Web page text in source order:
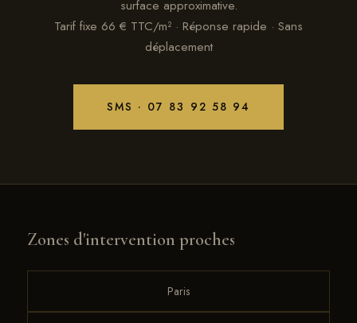
surface approximative.
Tarif fixe 66 € TTC/m² · Réponse rapide · Sans
déplacement
SMS · 07 83 92 58 94
Zones d'intervention proches
Paris